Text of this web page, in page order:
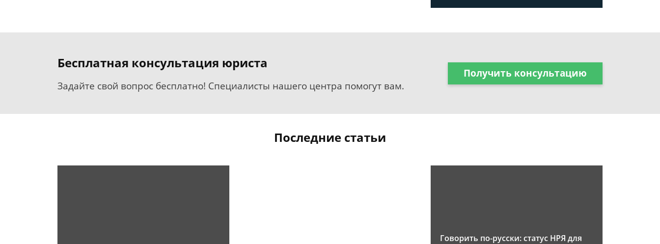
Бесплатная консультация юриста
Задайте свой вопрос бесплатно! Специалисты нашего центра помогут вам.
Получить консультацию
Последние статьи
Говорить по-русски: статус НРЯ для